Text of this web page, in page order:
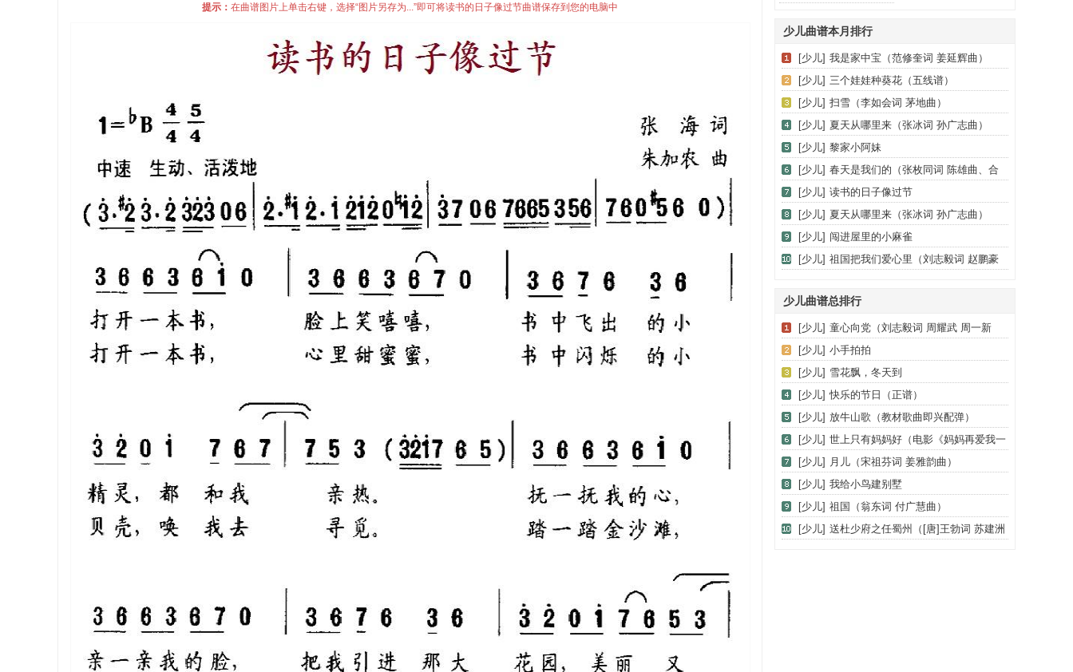
提示： 在曲谱图片上单击右键，选择“图片另存为...”即可将读书的日子像过节曲谱保存到您的电脑中
少儿曲谱本月排行
[少儿] 我是家中宝（范修奎词 姜延辉曲）
[少儿] 三个娃娃种葵花（五线谱）
[少儿] 扫雪（李如会词 茅地曲）
[少儿] 夏天从哪里来（张冰词 孙广志曲）
[少儿] 黎家小阿妹
[少儿] 春天是我们的（张枚同词 陈雄曲、合
唱）
[少儿] 读书的日子像过节
[少儿] 夏天从哪里来（张冰词 孙广志曲）
[少儿] 闯进屋里的小麻雀
[少儿] 祖国把我们爱心里（刘志毅词 赵鹏豪
少儿曲谱总排行
[少儿] 童心向党（刘志毅词 周耀武 周一新
曲）
[少儿] 小手拍拍
[少儿] 雪花飘，冬天到
[少儿] 快乐的节日（正谱）
[少儿] 放牛山歌（教材歌曲即兴配弹）
[少儿] 世上只有妈妈好（电影《妈妈再爱我一
次》主题歌）
[少儿] 月儿（宋祖芬词 姜雅韵曲）
[少儿] 我给小鸟建别墅
[少儿] 祖国（翁东词 付广慧曲）
[少儿] 送杜少府之任蜀州（[唐]王勃词 苏建洲